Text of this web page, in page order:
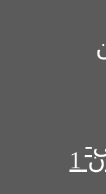
سیم افشان 1